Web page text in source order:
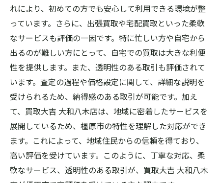
れにより、初めての方でも安心して利用できる環境が整
っています。さらに、出張買取や宅配買取といった柔軟
なサービスも評価の一因です。特に忙しい方や自宅から
出るのが難しい方にとって、自宅での買取は大きな利便
性を提供します。また、透明性のある取引も評価されて
います。査定の過程や価格設定に関して、詳細な説明を
受けられるため、納得感のある取引が可能です。加え
て、買取大吉 大和八木店は、地域に密着したサービスを
展開しているため、橿原市の特性を理解した対応ができ
ます。これによって、地域住民からの信頼を得ており、
高い評価を受けています。このように、丁寧な対応、柔
軟なサービス、透明性のある取引が、買取大吉 大和八木